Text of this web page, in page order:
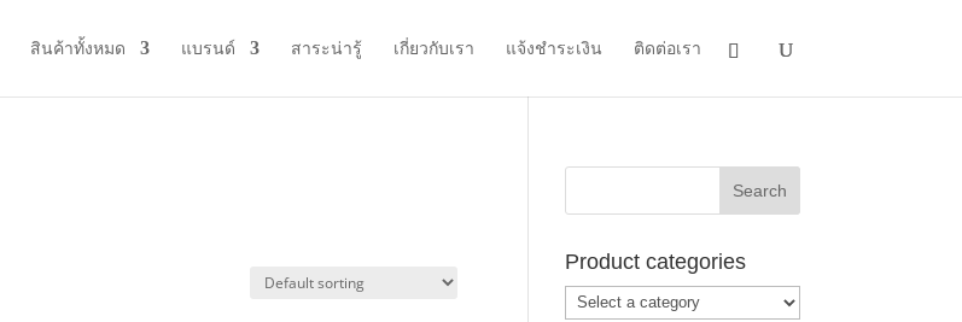
สินค้าทั้งหมด แบรนด์ สาระน่ารู้ เกี่ยวกับเรา แจ้งชำระเงิน ติดต่อเรา
Product categories